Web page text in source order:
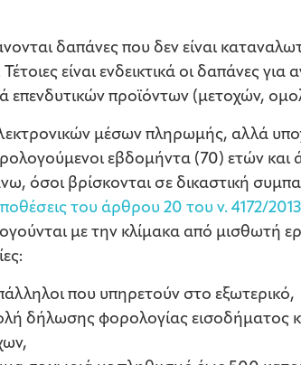
δαπάνες που δεν είναι
είναι ενδεικτικά οι δαπάνες
επενδυτικών προϊόντων (μετοχών,
μέσων πληρωμής, αλλά
εβδομήντα (70) ετών
όσοι βρίσκονται σε δικαστική
του άρθρου 20 του ν. 4172/2013
με την κλίμακα από μισθωτή
που υπηρετούν στο εξωτερικό,
δήλωσης φορολογίας εισοδήματος